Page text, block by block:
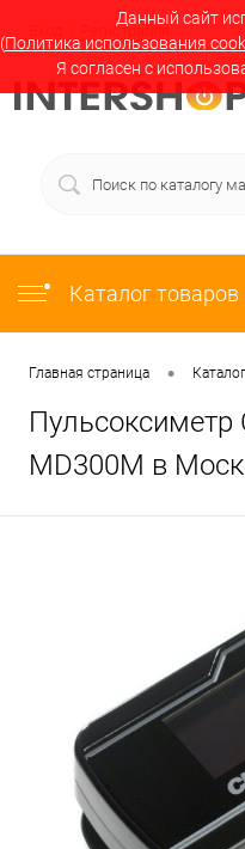
Данный сайт
(Политика использования
Я согласен с
Вход Регистрация
Каталог товаров
Главная страница •
Пульсоксиметр
MD300M в